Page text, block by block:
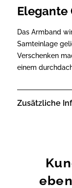
Elegante
Das Armband
Samteinlage
Verschenken
einem
Zusätzliche